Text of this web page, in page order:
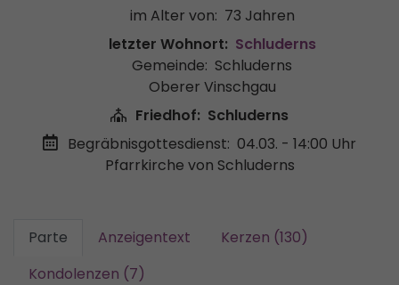
im Alter von: 73 Jahren
letzter Wohnort: Schluderns
Gemeinde: Schluderns
Oberer Vinschgau
Friedhof: Schluderns
Begräbnisgottesdienst: 04.03. - 14:00 Uhr
Pfarrkirche von Schluderns
Parte Anzeigentext
Kerzen (130)
Kondolenzen (7)